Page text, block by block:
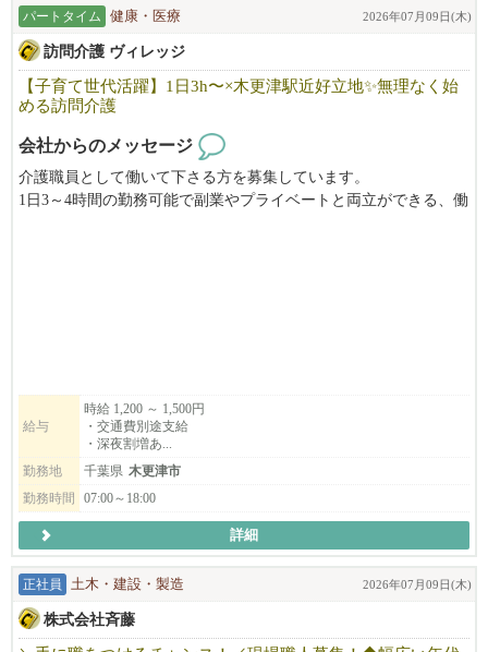
パートタイム 健康・医療 2026年07月09日(木)
訪問介護 ヴィレッジ
【子育て世代活躍】1日3h〜×木更津駅近好立地✨無理なく始
める訪問介護
会社からのメッセージ
介護職員として働いて下さる方を募集しています。
1日3～4時間の勤務可能で副業やプライベートと両立ができる、働
（ご応募の際はびびなびを見たとお伝えいただくとスムーズで
す。）
給与
時給 1,200 ～ 1,500円
・交通費別途支給
・深夜割増あ...
勤務地
千葉県 木更津市
勤務時間
07:00～18:00
詳細
正社員 土木・建設・製造 2026年07月09日(木)
株式会社斉藤